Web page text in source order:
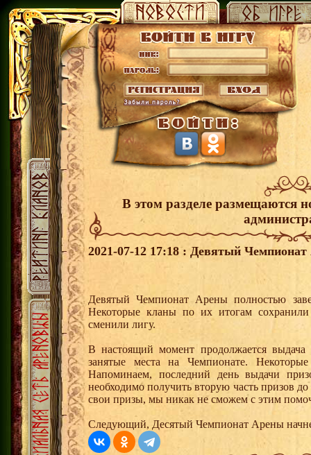
В этом разделе размещаются
2021-07-12 17:18 : Девятый
Девятый Чемпионат Арены полностью
Некоторые кланы по их итогам
сменили лигу.
В настоящий момент продолжается
занятые места на Чемпионате.
Напоминаем, последний день выдачи
необходимо получить вторую часть призов
свои призы, мы никак не сможем с этим
Следующий, Десятый Чемпионат Арены